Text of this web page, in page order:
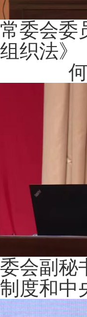
委会委
织法》
会副秘
度和中